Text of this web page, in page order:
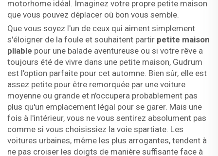
motorhome idéal. Imaginez votre propre petite maison
que vous pouvez déplacer où bon vous semble.
Que vous soyez l'un de ceux qui aiment simplement
s'éloigner de la foule et souhaitent partir petite maison
pliable pour une balade aventureuse ou si votre rêve a
toujours été de vivre dans une petite maison, Gudrum
est l'option parfaite pour cet automne. Bien sûr, elle est
assez petite pour être remorquée par une voiture
moyenne ou grande et n'occupera probablement pas
plus qu'un emplacement légal pour se garer. Mais une
fois à l'intérieur, vous ne vous sentirez absolument pas
comme si vous choisissiez la voie spartiate. Les
voitures urbaines, même les plus arrogantes, tendent à
ne pas croiser les doigts de manière suffisante face à